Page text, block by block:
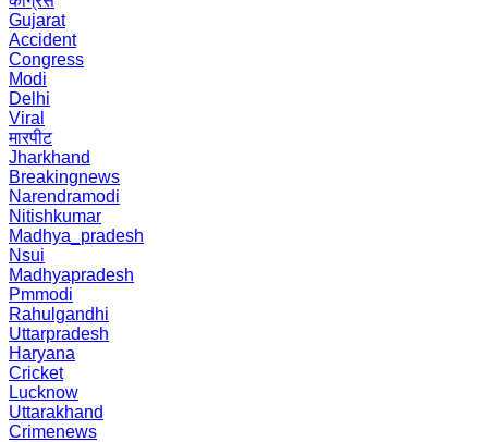
Gujarat
Accident
Congress
Modi
Delhi
Viral
मारपीट
Jharkhand
Breakingnews
Narendramodi
Nitishkumar
Madhya_pradesh
Nsui
Madhyapradesh
Pmmodi
Rahulgandhi
Uttarpradesh
Haryana
Cricket
Lucknow
Uttarakhand
Crimenews